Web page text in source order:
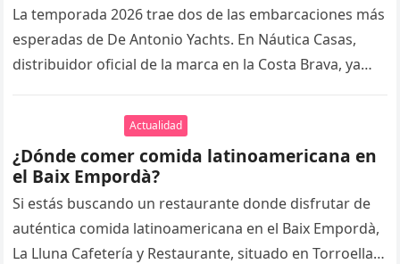
La temporada 2026 trae dos de las embarcaciones más
esperadas de De Antonio Yachts. En Náutica Casas,
distribuidor oficial de la marca en la Costa Brava, ya…
Actualidad
¿Dónde comer comida latinoamericana en
el Baix Empordà?
Si estás buscando un restaurante donde disfrutar de
auténtica comida latinoamericana en el Baix Empordà,
La Lluna Cafetería y Restaurante, situado en Torroella